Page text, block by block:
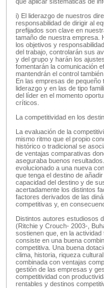
i) El liderazgo de nuestros
responsabilidad de dirigir al
prefijados son clave en
tamaño de nuestra empresa.
los objetivos y
del trabajo, controlarán sus
y del grupo y harán los
fomentarán la comunicación
mantendrán el control
En las empresas de pequeño
liderazgo y en las de tipo
del líder en el momento
críticos.
La competitividad en los
La evaluación de la
mismo ritmo que el propio
histórico o tradicional se
de ventajas comparativas
aseguraba buenos
evolucionado a una nueva
que tenga el destino de
capacidad del destino y de
acertadamente los distintos
factores derivados de las
competitivas y, en
Distintos autores estudiosos
(Ritchie y Crouch- 2003-,
sostienen que, en la
consiste en una buena
competitiva. Una buena
clima, historia, riqueza
combinada con ventajas
gestión de las empresas y
competitividad con
rentables y destinos